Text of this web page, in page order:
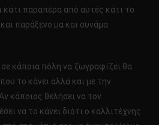
κάτι παραπέρα από αυτές κάτι το
παράξενο μα και συνάμα
κάποια πόλη να ζωγραφίζει θα
το κάνει αλλά και με την
κάποιος θελήσει να τον
να το κάνει διότι ο καλλιτέχνης